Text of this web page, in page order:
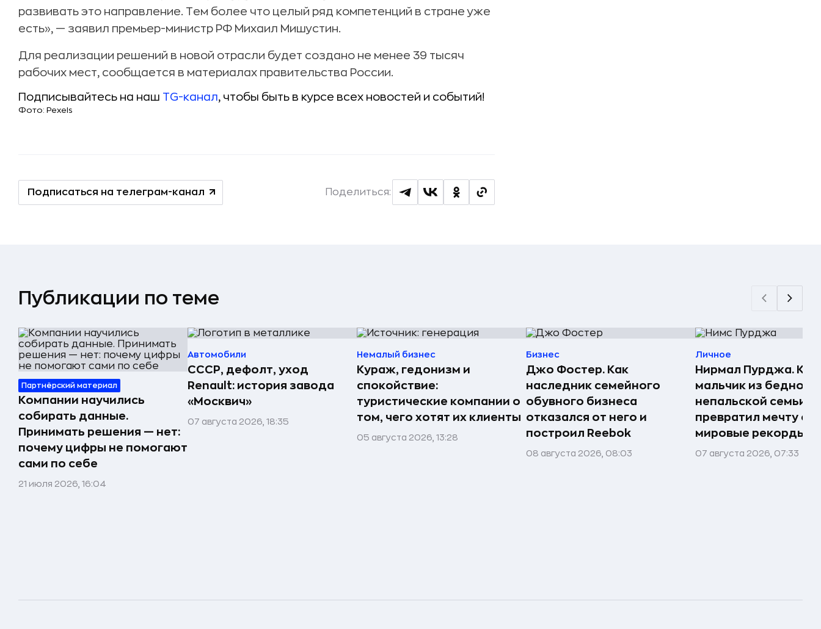
развивать это направление. Тем более что целый ряд компетенций в стране уже
есть», — заявил премьер-министр РФ Михаил Мишустин.
Для реализации решений в новой отрасли будет создано не менее 39 тысяч
рабочих мест, сообщается в материалах правительства России.
Подписывайтесь на наш TG-канал, чтобы быть в курсе всех новостей и событий!
Фото: Pexels
Подписаться на телеграм-канал Поделиться:
Публикации по теме
Партнёрский материал
Компании научились
собирать данные.
Принимать решения — нет:
почему цифры не помогают
сами по себе
21 июля 2026, 16:04
Автомобили
СССР, дефолт, уход
Renault: история завода
«Москвич»
07 августа 2026, 18:35
Немалый бизнес
Кураж, гедонизм и
спокойствие:
туристические компании о
том, чего хотят их клиенты
05 августа 2026, 13:28
Бизнес
Джо Фостер. Как
наследник семейного
обувного бизнеса
отказался от него и
построил Reebok
08 августа 2026, 08:03
Личное
Нирмал Пурджа. Как
мальчик из бедной
непальской семьи
превратил мечту о
мировые рекорды и
07 августа 2026, 07:33